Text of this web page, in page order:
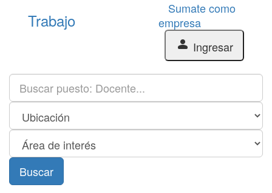
Trabajo
Sumate como
empresa
person Ingresar
Buscar